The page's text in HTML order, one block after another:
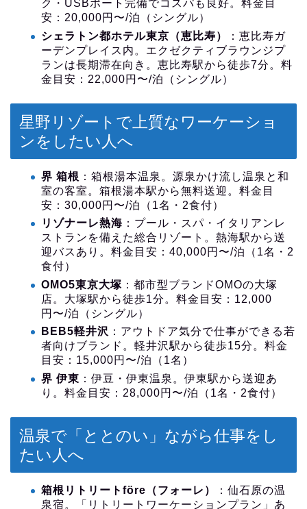
ク・USBポート完備でコスパも良好。料金目
安：20,000円〜/泊（シングル）
シェラトン都ホテル東京（恵比寿）
：恵比寿ガ
ーデンプレイス内。エクゼクティブラウンジプ
ランは長期滞在向き。恵比寿駅から徒歩7分。料
金目安：22,000円〜/泊（シングル）
星野リゾートで上質なワーケーショ
ンをしたい人へ
界 箱根 ：箱根湯本温泉。源泉かけ流し温泉と和
室の客室。箱根湯本駅から無料送迎。料金目
安：30,000円〜/泊（1名・2食付）
リゾナーレ熱海 ：プール・スパ・イタリアンレ
ストランを備えた総合リゾート。熱海駅から送
迎バスあり。料金目安：40,000円〜/泊（1名・2
食付）
OMO5東京大塚 ：都市型ブランドOMOの大塚
店。大塚駅から徒歩1分。料金目安：12,000
円〜/泊（シングル）
BEB5軽井沢 ：アウトドア気分で仕事ができる若
者向けブランド。軽井沢駅から徒歩15分。料金
目安：15,000円〜/泊（1名）
界 伊東 ：伊豆・伊東温泉。伊東駅から送迎あ
り。料金目安：28,000円〜/泊（1名・2食付）
温泉で「ととのい」ながら仕事をし
たい人へ
箱根リトリートföre（フォーレ）
：仙石原の温
泉宿。「リトリートワーケーションプラン」あ